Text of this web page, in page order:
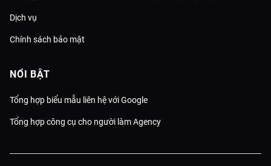
Dịch vụ
Chính sách bảo mật
NỔI BẬT
Tổng hợp biểu mẫu liên hệ với Google
Tổng hợp công cụ cho người làm Agency